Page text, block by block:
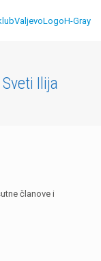
Ilija
članove i